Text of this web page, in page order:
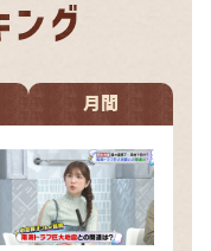
る？～
カタ
月間